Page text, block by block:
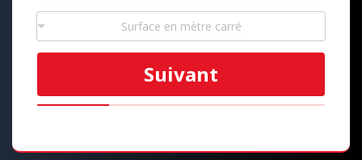
Surface en mètre carré
Suivant